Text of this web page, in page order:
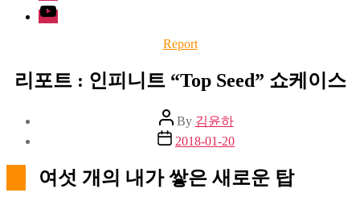
Youtube
Categories
Report
리포트 : 인피니트 “Top Seed” 쇼케이스
Post
author
By 김윤하
Post
date
2018-01-20
여섯 개의 내가 쌓은 새로운 탑